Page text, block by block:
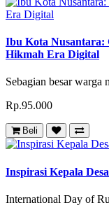
Ibu Kota Nusantara:
Hikmah Era Digital
Sebagian besar warga
Rp.95.000
Beli
Inspirasi Kepala
International Day of